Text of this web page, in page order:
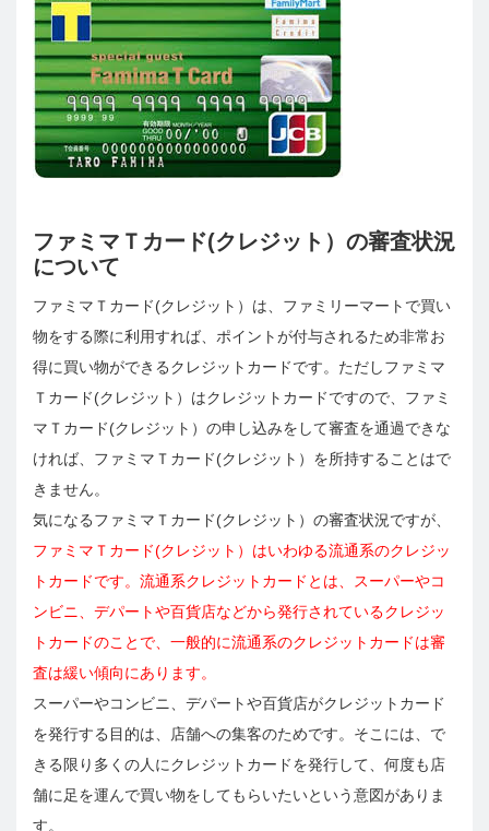
ファミマＴカード(クレジット）の審査状況
について
ファミマＴカード(クレジット）は、ファミリーマートで買い
物をする際に利用すれば、ポイントが付与されるため非常お
得に買い物ができるクレジットカードです。ただしファミマ
Ｔカード(クレジット）はクレジットカードですので、ファミ
マＴカード(クレジット）の申し込みをして審査を通過できな
ければ、ファミマＴカード(クレジット）を所持することはで
きません。
気になるファミマＴカード(クレジット）の審査状況ですが、
ファミマＴカード(クレジット）はいわゆる流通系のクレジッ
トカードです。流通系クレジットカードとは、スーパーやコ
ンビニ、デパートや百貨店などから発行されているクレジッ
トカードのことで、一般的に流通系のクレジットカードは審
査は緩い傾向にあります。
スーパーやコンビニ、デパートや百貨店がクレジットカード
を発行する目的は、店舗への集客のためです。そこには、で
きる限り多くの人にクレジットカードを発行して、何度も店
舗に足を運んで買い物をしてもらいたいという意図がありま
す。